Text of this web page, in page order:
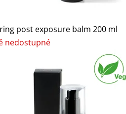
post exposure balm 200 ml
nedostupné